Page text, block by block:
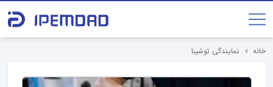
خانه نمایندگی توشیبا